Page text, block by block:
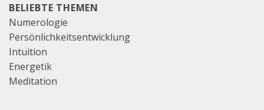
BELIEBTE THEMEN
Numerologie
Persönlichkeitsentwicklung
Intuition
Energetik
Meditation